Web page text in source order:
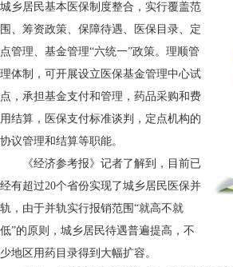
城乡居民基本医保制度整合，实行覆盖范
围、筹资政策、保障待遇、医保目录、定
点管理、基金管理“六统一”政策。理顺管
理体制，可开展设立医保基金管理中心试
点，承担基金支付和管理，药品采购和费
用结算，医保支付标准谈判，定点机构的
协议管理和结算等职能。
《经济参考报》记者了解到，目前已
经有超过20个省份实现了城乡居民医保并
轨，由于并轨实行报销范围“就高不就
低”的原则，城乡居民待遇普遍提高，不
少地区用药目录得到大幅扩容。